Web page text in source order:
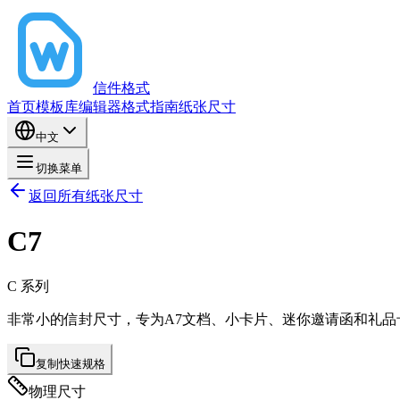
信件格式
首页模板库编辑器格式指南纸张尺寸
中文
切换菜单
返回所有纸张尺寸
C7
C 系列
非常小的信封尺寸，专为A7文档、小卡片、迷你邀请函和礼品
复制快速规格
物理尺寸